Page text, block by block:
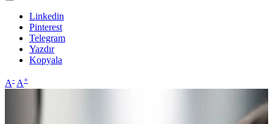
Linkedin
Pinterest
Telegram
Yazdır
Kopyala
A- A+